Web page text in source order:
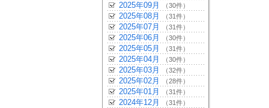
2025年09月 （30件）
2025年08月 （31件）
2025年07月 （31件）
2025年06月 （30件）
2025年05月 （31件）
2025年04月 （30件）
2025年03月 （32件）
2025年02月 （28件）
2025年01月 （31件）
2024年12月 （31件）